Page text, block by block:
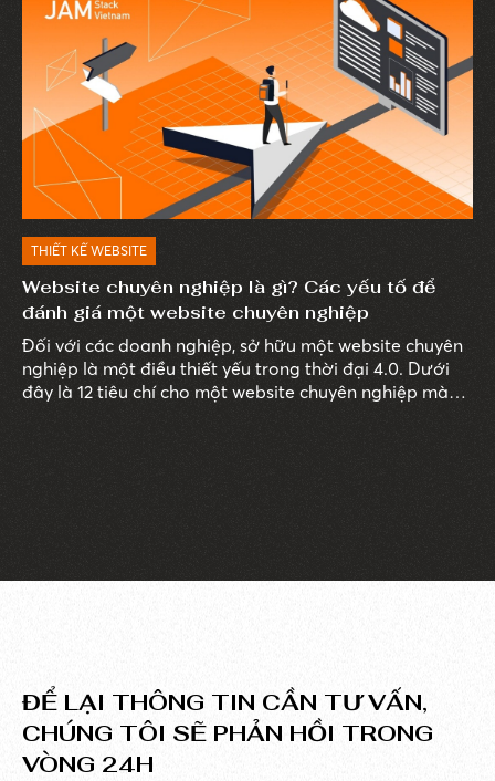
THIẾT KẾ WEBSITE
Website chuyên nghiệp là gì? Các yếu tố để
đánh giá một website chuyên nghiệp
Đối với các doanh nghiệp, sở hữu một website chuyên
nghiệp là một điều thiết yếu trong thời đại 4.0. Dưới
đây là 12 tiêu chí cho một website chuyên nghiệp mà
ĐỂ LẠI THÔNG TIN CẦN TƯ VẤN,
CHÚNG TÔI SẼ PHẢN HỒI TRONG
VÒNG 24H